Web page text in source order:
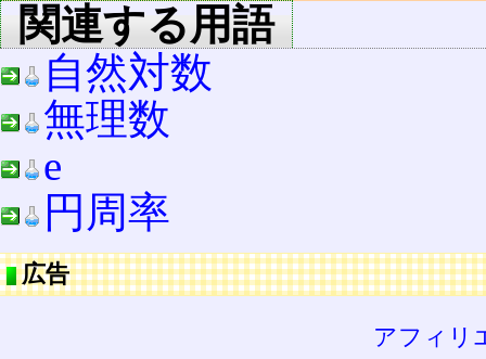
関連する用語
自然対数
無理数
e
円周率
広告
アフィリ